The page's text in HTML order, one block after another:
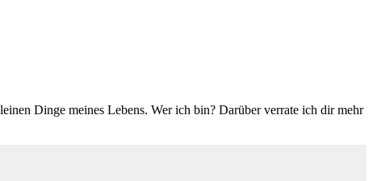
Dinge meines Lebens. Wer ich bin? Darüber verrate ich dir mehr